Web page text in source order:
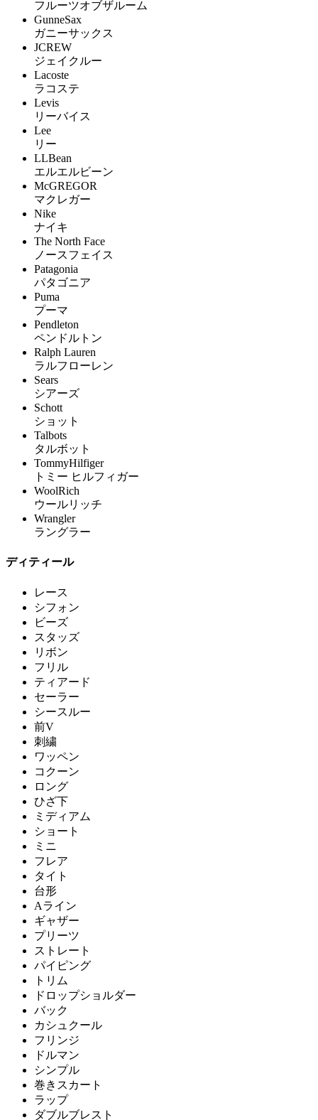
フルーツオブザルーム
GunneSax
ガニーサックス
JCREW
ジェイクルー
Lacoste
ラコステ
Levis
リーバイス
Lee
リー
LLBean
エルエルビーン
McGREGOR
マクレガー
Nike
ナイキ
The North Face
ノースフェイス
Patagonia
パタゴニア
Puma
プーマ
Pendleton
ペンドルトン
Ralph Lauren
ラルフローレン
Sears
シアーズ
Schott
ショット
Talbots
タルボット
TommyHilfiger
トミー ヒルフィガー
WoolRich
ウールリッチ
Wrangler
ラングラー
ディティール
レース
シフォン
ビーズ
スタッズ
リボン
フリル
ティアード
セーラー
シースルー
前V
刺繍
ワッペン
コクーン
ロング
ひざ下
ミディアム
ショート
ミニ
フレア
タイト
台形
Aライン
ギャザー
プリーツ
ストレート
パイピング
トリム
ドロップショルダー
バック
カシュクール
フリンジ
ドルマン
シンプル
巻きスカート
ラップ
ダブルブレスト